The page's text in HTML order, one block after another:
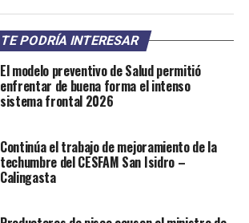
TE PODRÍA INTERESAR
El modelo preventivo de Salud permitió
enfrentar de buena forma el intenso
sistema frontal 2026
Continúa el trabajo de mejoramiento de la
techumbre del CESFAM San Isidro –
Calingasta